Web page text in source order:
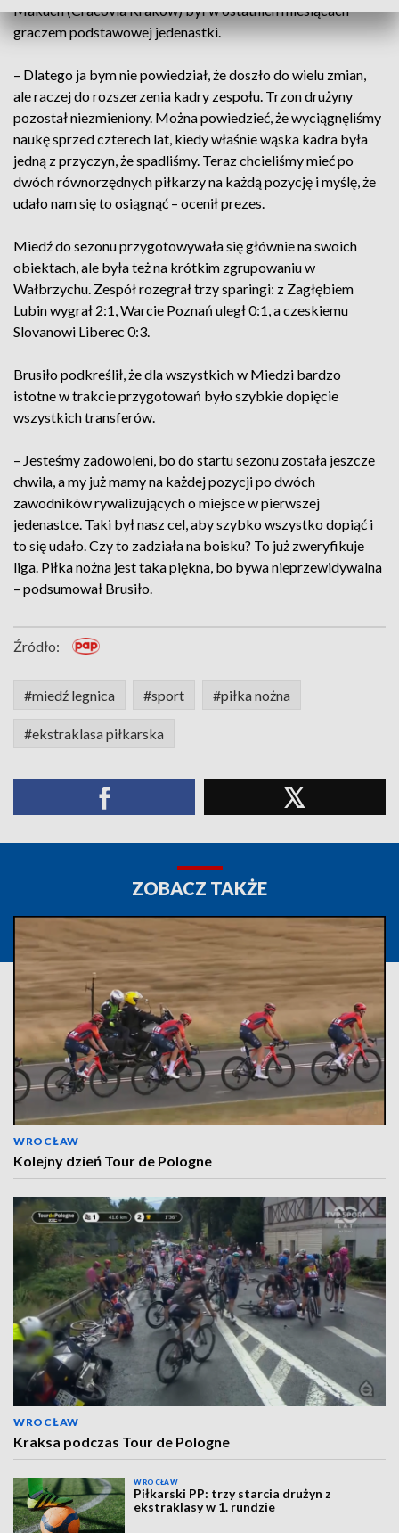
Makuch (Cracovia Kraków) był w ostatnich miesiącach
graczem podstawowej jedenastki.
– Dlatego ja bym nie powiedział, że doszło do wielu zmian,
ale raczej do rozszerzenia kadry zespołu. Trzon drużyny
pozostał niezmieniony. Można powiedzieć, że wyciągnęliśmy
naukę sprzed czterech lat, kiedy właśnie wąska kadra była
jedną z przyczyn, że spadliśmy. Teraz chcieliśmy mieć po
dwóch równorzędnych piłkarzy na każdą pozycję i myślę, że
udało nam się to osiągnąć – ocenił prezes.
Miedź do sezonu przygotowywała się głównie na swoich
obiektach, ale była też na krótkim zgrupowaniu w
Wałbrzychu. Zespół rozegrał trzy sparingi: z Zagłębiem
Lubin wygrał 2:1, Warcie Poznań uległ 0:1, a czeskiemu
Slovanowi Liberec 0:3.
Brusiło podkreślił, że dla wszystkich w Miedzi bardzo
istotne w trakcie przygotowań było szybkie dopięcie
wszystkich transferów.
– Jesteśmy zadowoleni, bo do startu sezonu została jeszcze
chwila, a my już mamy na każdej pozycji po dwóch
zawodników rywalizujących o miejsce w pierwszej
jedenastce. Taki był nasz cel, aby szybko wszystko dopiąć i
to się udało. Czy to zadziała na boisku? To już zweryfikuje
liga. Piłka nożna jest taka piękna, bo bywa nieprzewidywalna
– podsumował Brusiło.
Źródło:
#miedź legnica #sport #piłka nożna
#ekstraklasa piłkarska
ZOBACZ TAKŻE
WROCŁAW
Kolejny dzień Tour de Pologne
WROCŁAW
Kraksa podczas Tour de Pologne
WROCŁAW
Piłkarski PP: trzy starcia drużyn z
ekstraklasy w 1. rundzie